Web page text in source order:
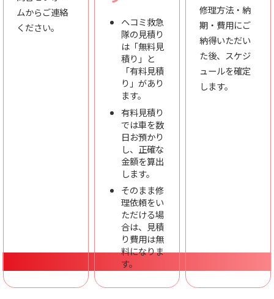
ムからご連絡
ください。
ヘコミ救急
隊の見積り
は「無料見
積り」と
「有料見積
り」があり
ます。
有料見積り
では車を数
日お預かり
し、正確な
金額を算出
します。
そのまま修
理依頼をい
ただける場
合は、見積
り費用は無
料になりま
す。
修理方法・納
期・費用にご
納得いただい
た後、スケジ
ュールを確定
します。